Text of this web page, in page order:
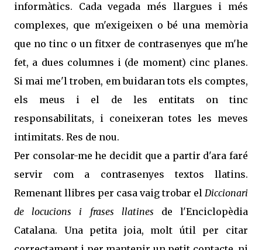
informàtics. Cada vegada més llargues i més
complexes, que m'exigeixen o bé una memòria
que no tinc o un fitxer de contrasenyes que m'he
fet, a dues columnes i (de moment) cinc planes.
Si mai me'l troben, em buidaran tots els comptes,
els meus i el de les entitats on tinc
responsabilitats, i coneixeran totes les meves
intimitats. Res de nou.
Per consolar-me he decidit que a partir d'ara faré
servir com a contrasenyes textos llatins.
Remenant llibres per casa vaig trobar el Diccionari
de locucions i frases llatines de l'Enciclopèdia
Catalana. Una petita joia, molt útil per citar